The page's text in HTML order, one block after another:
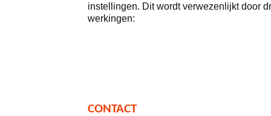
instellingen. Dit wordt verwezenlijkt door
werkingen:
CONTACT